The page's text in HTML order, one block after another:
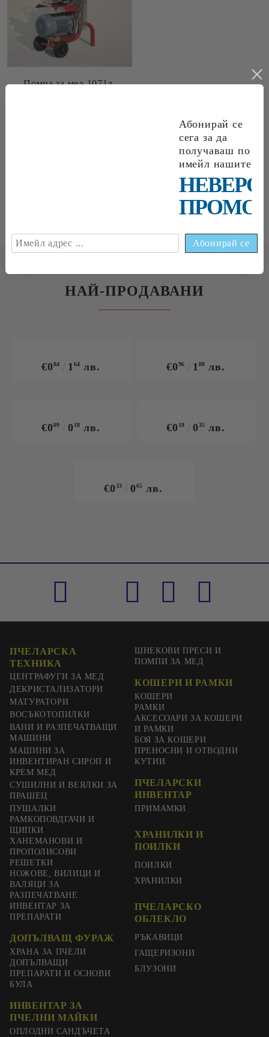
Помпа за мед,1071л.
НАЙ-ПРОДАВАНИ
€084 164 лв. €096 188 лв.
€009 018 лв. €018 035 лв.
€033 065 лв.
ПЧЕЛАРСКА
ТЕХНИКА
ЦЕНТРАФУГИ ЗА МЕД
ДЕКРИСТАЛИЗАТОРИ
МАТУРАТОРИ
ВОСЪКОТОПИЛКИ
ВАНИ И РАЗПЕЧАТВАЩИ
МАШИНИ
МАШИНИ ЗА
ИНВЕНТИРАН СИРОП И
КРЕМ МЕД
СУШИЛНИ И ВЕЯЛКИ ЗА
ПРАШЕЦ
ШНЕКОВИ ПРЕСИ И
ПОМПИ ЗА МЕД
КОШЕРИ И РАМКИ
КОШЕРИ
РАМКИ
АКСЕСОАРИ ЗА КОШЕРИ
И РАМКИ
БОЯ ЗА КОШЕРИ
ПРЕНОСНИ И ОТВОДНИ
КУТИИ
ПЧЕЛАРСКИ
ИНВЕНТАР
ПУШАЛКИ
РАМКОПОВДГАЧИ И
ЩИПКИ
ХАНЕМАНОВИ И
ПРОПОЛИСОВИ
РЕШЕТКИ
НОЖОВЕ, ВИЛИЦИ И
ВАЛЯЦИ ЗА
РАЗПЕЧАТВАНЕ
ИНВЕНТАР ЗА
ПРЕПАРАТИ
ДОПЪЛВАЩ ФУРАЖ
ХРАНА ЗА ПЧЕЛИ
ДОПЪЛВАЩИ
ПРЕПАРАТИ И ОСНОВИ
ПРИМАМКИ
ХРАНИЛКИ И
ПОИЛКИ
ПОИЛКИ
ХРАНИЛКИ
ПЧЕЛАРСКО
ОБЛЕКЛО
РЪКАВИЦИ
ГАЩЕРИЗОНИ
БЛУЗОНИ
БУЛА
ИНВЕНТАР ЗА
ПЧЕЛНИ МАЙКИ
ОПЛОДНИ САНДЪЧЕТА
Абонирай се
сега за да
получаваш по
имейл нашите